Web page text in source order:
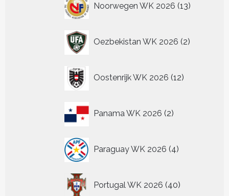
Noorwegen WK 2026 13
producten
Oezbekistan WK 2026 2
producten
Oostenrijk WK 2026 12
producten
Panama WK 2026 2
producten
Paraguay WK 2026 4
producten
Portugal WK 2026 40
producten